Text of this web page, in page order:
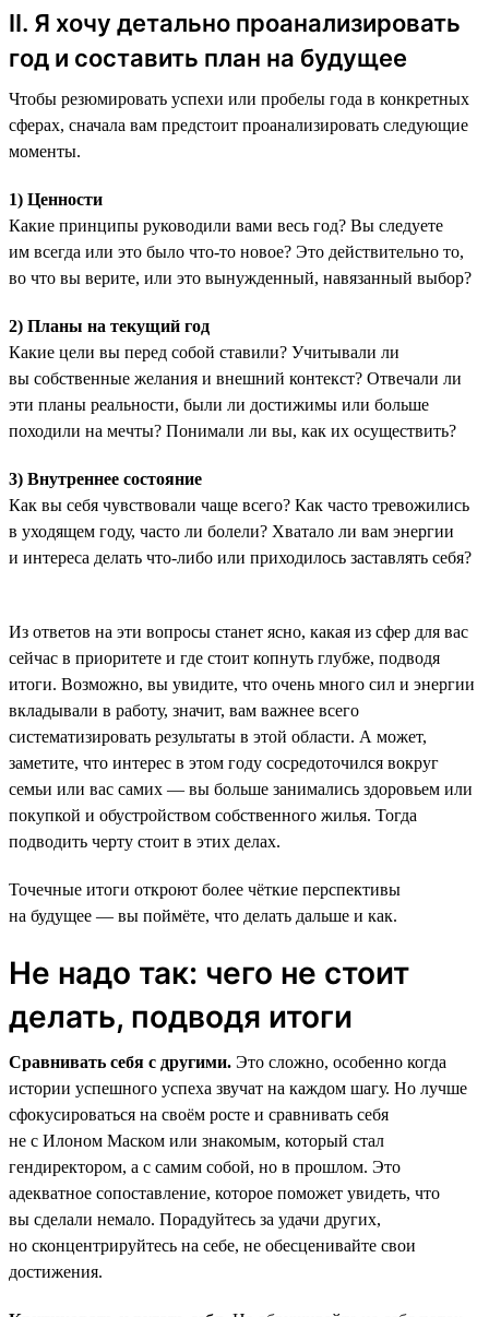
II. Я хочу детально проанализировать
год и составить план на будущее
Чтобы резюмировать успехи или пробелы года в конкретных
сферах, сначала вам предстоит проанализировать следующие
моменты.
1) Ценности
Какие принципы руководили вами весь год? Вы следуете
им всегда или это было что-то новое? Это действительно то,
во что вы верите, или это вынужденный, навязанный выбор?
2) Планы на текущий год
Какие цели вы перед собой ставили? Учитывали ли
вы собственные желания и внешний контекст? Отвечали ли
эти планы реальности, были ли достижимы или больше
походили на мечты? Понимали ли вы, как их осуществить?
3) Внутреннее состояние
Как вы себя чувствовали чаще всего? Как часто тревожились
в уходящем году, часто ли болели? Хватало ли вам энергии
и интереса делать что-либо или приходилось заставлять себя?
Из ответов на эти вопросы станет ясно, какая из сфер для вас
сейчас в приоритете и где стоит копнуть глубже, подводя
итоги. Возможно, вы увидите, что очень много сил и энергии
вкладывали в работу, значит, вам важнее всего
систематизировать результаты в этой области. А может,
заметите, что интерес в этом году сосредоточился вокруг
семьи или вас самих — вы больше занимались здоровьем или
покупкой и обустройством собственного жилья. Тогда
подводить черту стоит в этих делах.
Точечные итоги откроют более чёткие перспективы
на будущее — вы поймёте, что делать дальше и как.
Не надо так: чего не стоит
делать, подводя итоги
Сравнивать себя с другими. Это сложно, особенно когда
истории успешного успеха звучат на каждом шагу. Но лучше
сфокусироваться на своём росте и сравнивать себя
не с Илоном Маском или знакомым, который стал
гендиректором, а с самим собой, но в прошлом. Это
адекватное сопоставление, которое поможет увидеть, что
вы сделали немало. Порадуйтесь за удачи других,
но сконцентрируйтесь на себе, не обесценивайте свои
достижения.